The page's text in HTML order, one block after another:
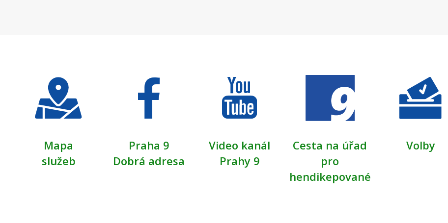
Mapa
služeb
Praha 9
Dobrá adresa
Video kanál
Prahy 9
Cesta na úřad
pro
hendikepované
Volby